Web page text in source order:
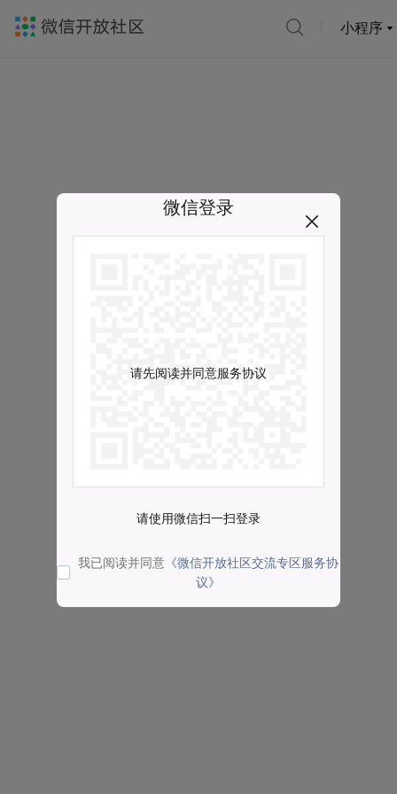
小程序
微信登录
请先阅读并同意服务协议
请使用微信扫一扫登录
我已阅读并同意 《微信开放社区交流专区服务协
议》